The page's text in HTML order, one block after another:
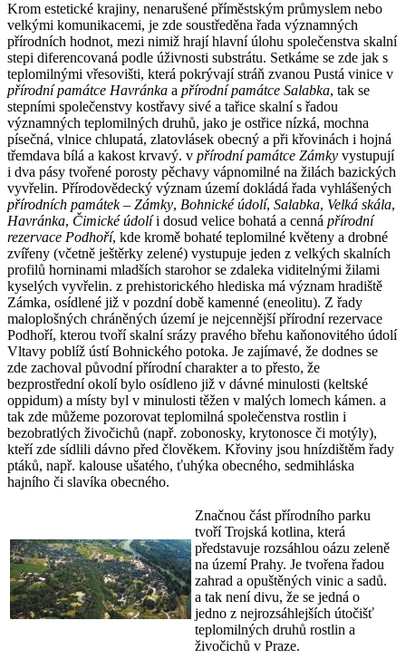
Krom estetické krajiny, nenarušené příměstským průmyslem nebo
velkými komunikacemi, je zde soustředěna řada významných
přírodních hodnot, mezi nimiž hrají hlavní úlohu společenstva skalní
stepi diferencovaná podle úživnosti substrátu. Setkáme se zde jak s
teplomilnými vřesovišti, která pokrývají stráň zvanou Pustá vinice v
přírodní památce Havránka a přírodní památce Salabka, tak se
stepními společenstvy kostřavy sivé a tařice skalní s řadou
významných teplomilných druhů, jako je ostřice nízká, mochna
písečná, vlnice chlupatá, zlatovlásek obecný a při křovinách i hojná
třemdava bílá a kakost krvavý. v přírodní památce Zámky vystupují
i dva pásy tvořené porosty pěchavy vápnomilné na žilách bazických
vyvřelin. Přírodovědecký význam území dokládá řada vyhlášených
přírodních památek– Zámky, Bohnické údolí, Salabka, Velká skála,
Havránka, Čimické údolíi dosud velice bohatá a cenná přírodní
rezervace Podhoří, kde kromě bohaté teplomilné květeny a drobné
zvířeny (včetně ještěrky zelené) vystupuje jeden z velkých skalních
profilů horninami mladších starohor se zdaleka viditelnými žilami
kyselých vyvřelin. z prehistorického hlediska má význam hradiště
Zámka, osídlené již v pozdní době kamenné (eneolitu). Z řady
maloplošných chráněných území je nejcennější přírodní rezervace
Podhoří, kterou tvoří skalní srázy pravého břehu kaňonovitého údolí
Vltavy poblíž ústí Bohnického potoka. Je zajímavé, že dodnes se
zde zachoval původní přírodní charakter a to přesto, že
bezprostřední okolí bylo osídleno již v dávné minulosti (keltské
oppidum) a místy byl v minulosti těžen v malých lomech kámen. a
tak zde můžeme pozorovat teplomilná společenstva rostlin i
bezobratlých živočichů (např. zobonosky, krytonosce či motýly),
kteří zde sídlili dávno před člověkem. Křoviny jsou hnízdištěm řady
ptáků, např. kalouse ušatého, ťuhýka obecného, sedmihláska
hajního či slavíka obecného.
Značnou část přírodního parku
tvoří Trojská kotlina, která
představuje rozsáhlou oázu zeleně
na území Prahy. Je tvořena řadou
zahrad a opuštěných vinic a sadů.
a tak není divu, že se jedná o
jedno z nejrozsáhlejších útočišť
teplomilných druhů rostlin a
živočichů v Praze.